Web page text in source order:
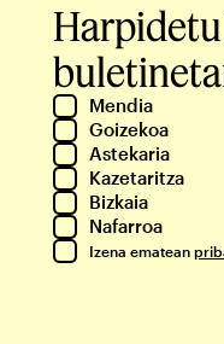
Mendia
Goizekoa
Astekaria
Kazetaritza
Bizkaia
Nafarroa
Izena ematean